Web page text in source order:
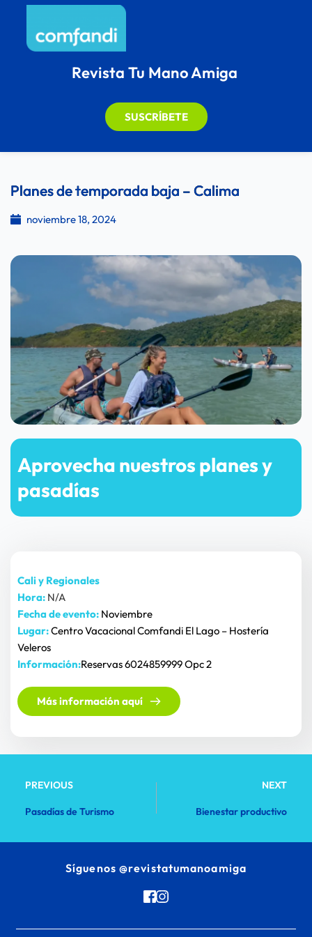
Revista Tu Mano Amiga
SUSCRÍBETE
Planes de temporada baja – Calima
noviembre 18, 2024
Aprovecha nuestros planes y
pasadías
Cali y Regionales
Hora: N/A
Fecha de evento: Noviembre
Lugar: Centro Vacacional Comfandi El Lago – Hostería
Veleros
Información:Reservas 6024859999 Opc 2
Más información aquí
PREVIOUS NEXT
Pasadías de Turismo Bienestar productivo
Síguenos @revistatumanoamiga